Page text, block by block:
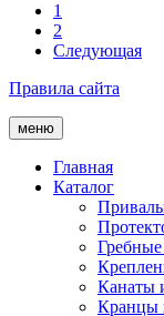
1
2
Следующая
Правила сайта
меню
Главная
Каталог
Канаты
Кранцы